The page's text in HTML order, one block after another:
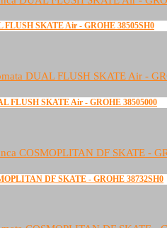
FLUSH SKATE Air - GROHE 38505SH0
FLUSH SKATE Air - GROHE 38505000
DF SKATE - GROHE 38732SH0